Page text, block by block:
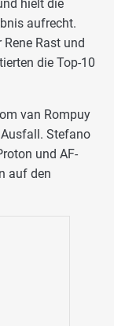
hielt die
aufrecht.
Rast und
die Top-10
van Rompuy
Stefano
und AF-
auf den